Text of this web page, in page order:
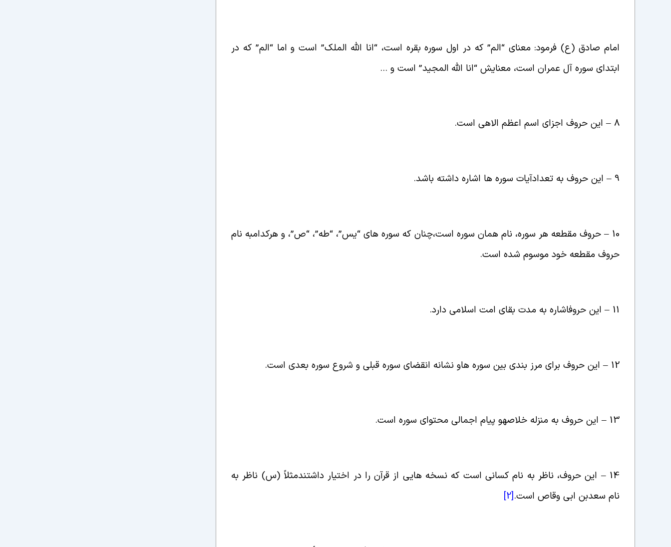
امام صادق (ع) فرمود: معنای “الم” که در اول سوره بقره است، “انا الله الملک” است و اما “الم” که در
ابتدای سوره آل عمران است، معنایش “انا الله المجید” است و …
8 – این حروف اجزای اسم اعظم الاهی است .
9 – این حروف به تعداد آیات سوره ها اشاره داشته باشد.
10 – حروف مقطعه هر سوره، نام همان سوره است،چنان که سوره های “یس”، “طه”، “ص”، و هرکدام
به نام
حروف مقطعه خود موسوم شده است.
11 – این حروف اشاره به مدت بقای امت اسلامی دارد.
12 – این حروف برای مرز بندی بین سوره ها و نشانه انقضای سوره قبلی و شروع سوره بعدی است.
13 – این حروف به منزله خلاصه و پیام اجمالی محتوای سوره است.
14 – این حروف، ناظر به نام کسانی است که نسخه هایی از قرآن را در اختیار داشتند
مثلاً (س) ناظر به
نام سعدبن ابی وقاص است.
[2]